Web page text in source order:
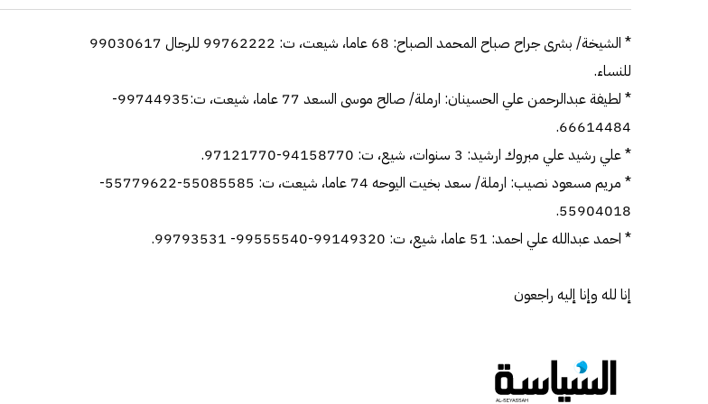
* الشيخة/ بشرى جراح صباح المحمد الصباح: 68 عاما، شيعت، ت: 99762222 للرجال 99030617
للنساء.
* لطيفة عبدالرحمن علي الحسينان: ارملة/ صالح موسى السعد 77 عاما، شيعت، ت:99744935-
66614484.
* علي رشيد علي مبروك ارشيد: 3 سنوات، شيع، ت: 94158770-97121770.
* مريم مسعود نصيب: ارملة/ سعد بخيت اليوحه 74 عاما، شيعت، ت: 55085585-55779622-
55904018.
* احمد عبدالله علي احمد: 51 عاما، شيع، ت: 99149320-99555540- 99793531.
إنا لله وإنا إليه راجعون